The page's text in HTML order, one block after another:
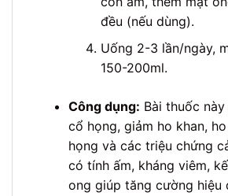
đều (nếu dùng).
Uống 2-3 lần/ngày,
150-200ml.
Công dụng: Bài thuốc
cổ họng, giảm ho khan,
họng và các triệu chứng
có tính ấm, kháng viêm,
ong giúp tăng cường hiệu